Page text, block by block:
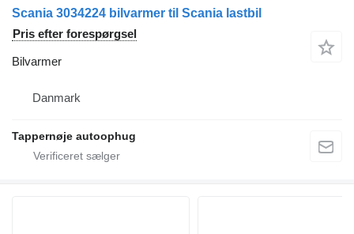
Scania 3034224 bilvarmer til Scania lastbil
Pris efter forespørgsel
Bilvarmer
Danmark
Tappernøje autoophug